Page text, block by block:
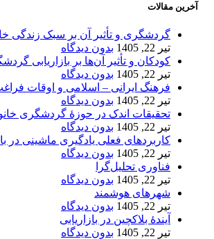
آخرین مقالات
گردشگری و تأثیر آن بر سبک زندگی
تیر 22, 1405
بدون دیدگاه
کودکان و تأثیر آن‌ها بر بازاریابی
تیر 22, 1405
بدون دیدگاه
فرهنگ ایرانی – اسلامی و اوقات
تیر 22, 1405
بدون دیدگاه
تحقیقات اندک در حوزۀ گردشگری
تیر 22, 1405
بدون دیدگاه
کاربردهای فعلی یادگیری ماشینی در
تیر 22, 1405
بدون دیدگاه
فناوری تحلیل‌گرا
تیر 22, 1405
بدون دیدگاه
شهرهای هوشمند
تیر 22, 1405
بدون دیدگاه
آیندۀ بلاکچین در بازاریابی
تیر 22, 1405
بدون دیدگاه